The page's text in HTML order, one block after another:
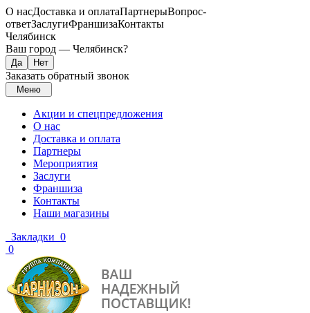
О насДоставка и оплатаПартнерыВопрос-
ответЗаслугиФраншизаКонтакты
Челябинск
Ваш город — Челябинск?
Заказать обратный звонок
Меню
Акции и спецпредложения
О нас
Доставка и оплата
Партнеры
Мероприятия
Заслуги
Франшиза
Контакты
Наши магазины
Закладки 0
0